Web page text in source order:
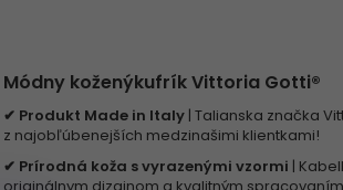
Módny koženýkufrík Vittoria Gotti®
✔ Produkt Made in Italy | Talianska značka
z najobľúbenejších medzinašimi klientkami!
✔ Prírodná koža s vyrazenými vzormi |